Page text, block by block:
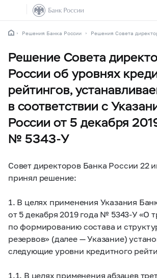
Решения Банка России Решения Совета
Решение Совета
России об уровнях
рейтингов,
в соответствии с
России от 5 декабря
№ 5343-У
Совет директоров Банка России 22
принял решение:
1. В целях применения Указания
от 5 декабря 2019 года № 5343-У«О
по формированию состава и
резервов» (далее — Указание)
следующие уровни кредитного
1.1. В целях применения абзацев